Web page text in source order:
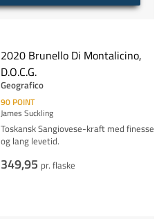
2020 Brunello Di Montalicino,
D.O.C.G.
Geografico
90 POINT
James Suckling
Toskansk Sangiovese-kraft med finesse
og lang levetid.
349,95 pr. flaske